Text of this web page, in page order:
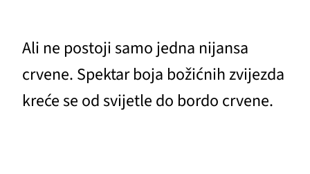
Ali ne postoji samo jedna nijansa
crvene. Spektar boja božićnih zvijezda
kreće se od svijetle do bordo crvene.